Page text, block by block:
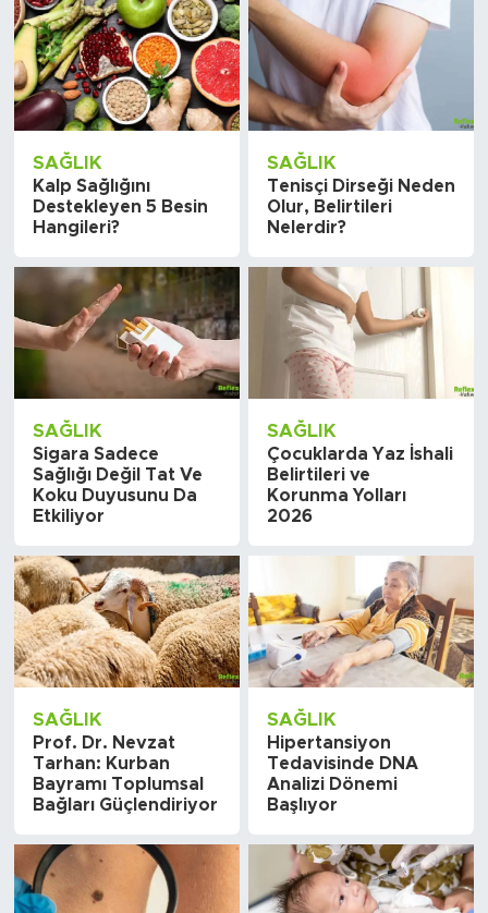
SAĞLIK
Kalp Sağlığını
Destekleyen 5 Besin
Hangileri?
SAĞLIK
Tenisçi Dirseği Neden
Olur, Belirtileri
Nelerdir?
SAĞLIK
Sigara Sadece
Sağlığı Değil Tat Ve
Koku Duyusunu Da
Etkiliyor
SAĞLIK
Çocuklarda Yaz İshali
Belirtileri ve
Korunma Yolları
2026
SAĞLIK
Prof. Dr. Nevzat
Tarhan: Kurban
Bayramı Toplumsal
Bağları Güçlendiriyor
SAĞLIK
Hipertansiyon
Tedavisinde DNA
Analizi Dönemi
Başlıyor